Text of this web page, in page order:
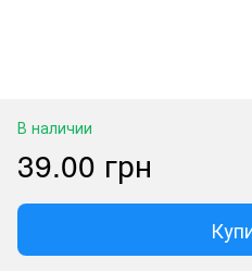
В наличии
39.00 грн